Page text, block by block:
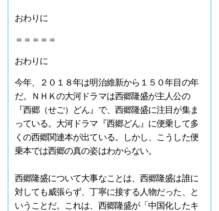
おわりに
＝＝＝＝＝
おわりに
今年、２０１８年は明治維新から１５０年目の年
だ。ＮＨＫの大河ドラマは西郷隆盛が主人公の
『西郷（せご）どん』で、西郷隆盛に注目が集ま
っている。大河ドラマ『西郷どん』に便乗して多
くの西郷関連本が出ている。しかし、こうした便
乗本では西郷の真の姿はわからない。
西郷隆盛について大事なことは、西郷隆盛は誰に
対しても威張らず、丁寧に接する人物だった、と
いうことだ。これは、西郷隆盛が「中国化したキ